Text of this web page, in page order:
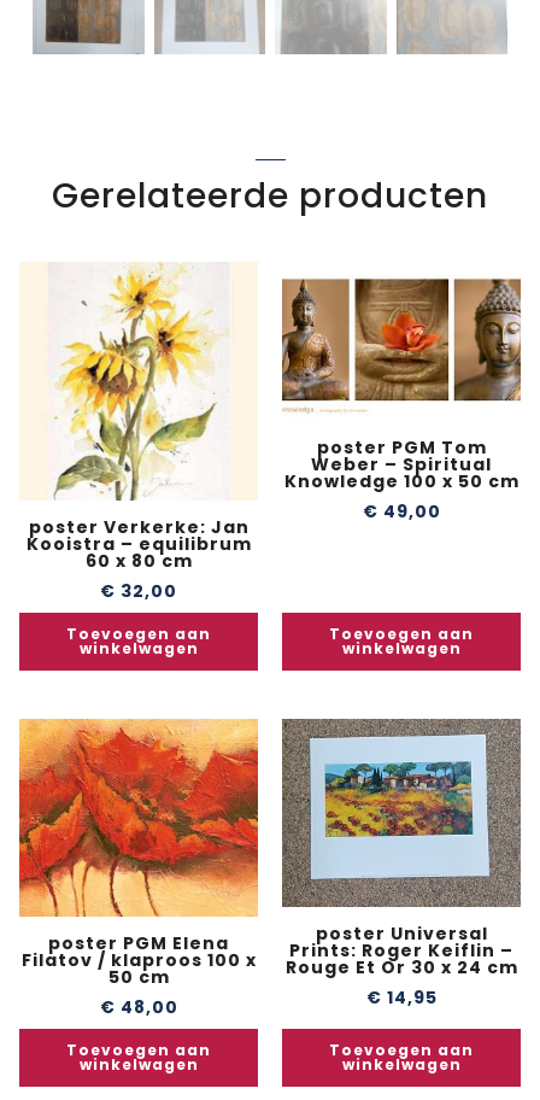
Gerelateerde producten
poster Verkerke: Jan
Kooistra – equilibrum
60 x 80 cm
€ 32,00
Toevoegen aan
winkelwagen
poster PGM Tom
Weber – Spiritual
Knowledge 100 x 50 cm
€ 49,00
Toevoegen aan
winkelwagen
poster PGM Elena
Filatov / klaproos 100 x
50 cm
€ 48,00
Toevoegen aan
winkelwagen
poster Universal
Prints: Roger Keiflin –
Rouge Et Or 30 x 24 cm
€ 14,95
Toevoegen aan
winkelwagen